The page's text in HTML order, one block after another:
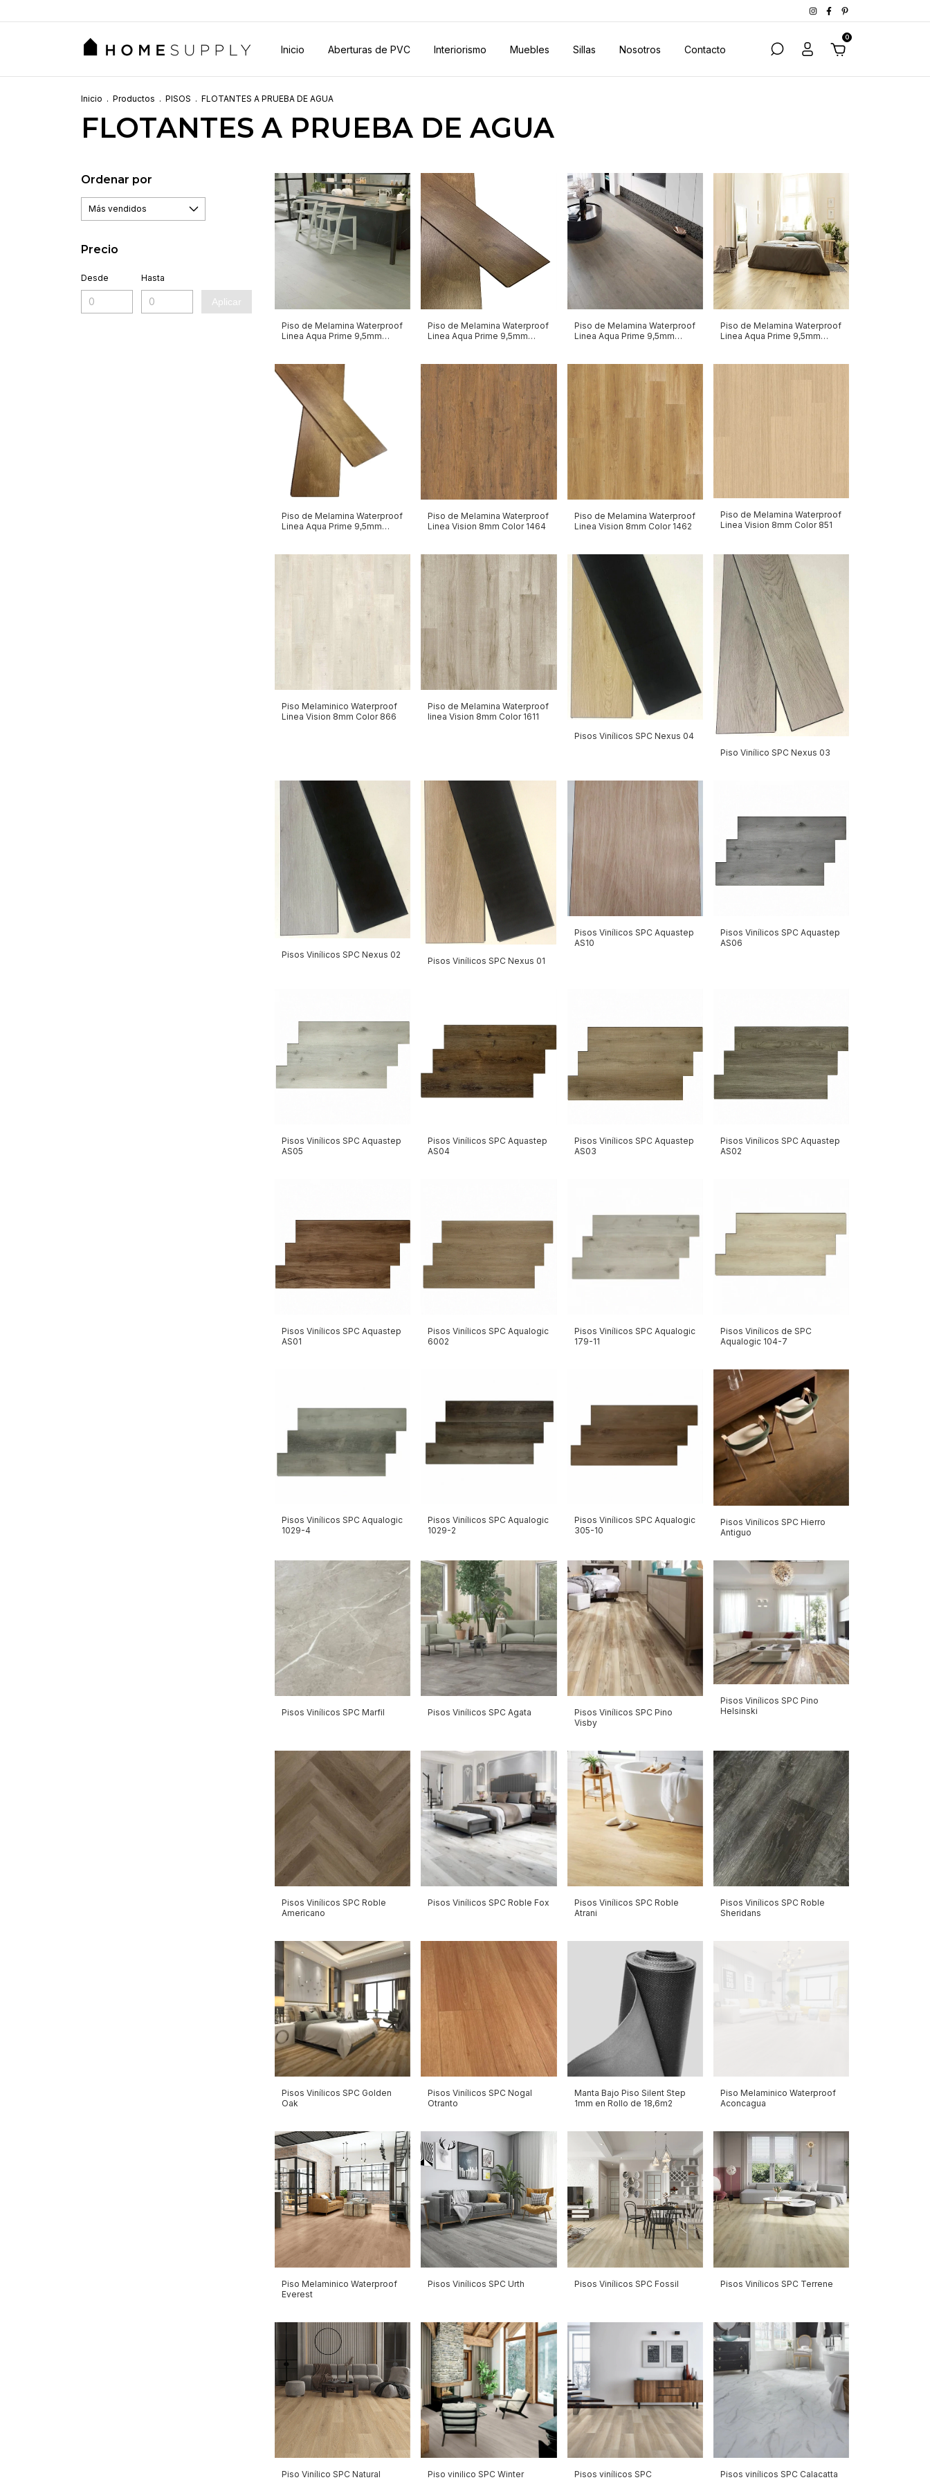
Inicio Aberturas de PVC Interiorismo Muebles Sillas Nosotros Contacto
0
Inicio . Productos . PISOS . FLOTANTES A PRUEBA DE AGUA
FLOTANTES A PRUEBA DE AGUA
Ordenar por
Precio
Desde Hasta
Aplicar
Piso de Melamina Waterproof
Linea Aqua Prime 9,5mm
Piso de Melamina Waterproof
Linea Aqua Prime 9,5mm
Piso de Melamina Waterproof
Linea Aqua Prime 9,5mm
Piso de Melamina Waterproof
Linea Aqua Prime 9,5mm
Piso de Melamina Waterproof
Linea Aqua Prime 9,5mm
Piso de Melamina Waterproof
Linea Vision 8mm Color 1464
Piso de Melamina Waterproof
Linea Vision 8mm Color 1462
Piso de Melamina Waterproof
Linea Vision 8mm Color 851
Piso Melaminico Waterproof
Linea Vision 8mm Color 866
Piso de Melamina Waterproof
linea Vision 8mm Color 1611
Pisos Vinílicos SPC Nexus 04
Piso Vinílico SPC Nexus 03
Pisos Vinílicos SPC Nexus 02
Pisos Vinílicos SPC Nexus 01
Pisos Vinílicos SPC Aquastep
AS10
Pisos Vinílicos SPC Aquastep
AS06
Pisos Vinílicos SPC Aquastep
AS05
Pisos Vinílicos SPC Aquastep
AS04
Pisos Vinílicos SPC Aquastep
AS03
Pisos Vinílicos SPC Aquastep
AS02
Pisos Vinílicos SPC Aquastep
AS01
Pisos Vinílicos SPC Aqualogic
6002
Pisos Vinílicos SPC Aqualogic
179-11
Pisos Vinílicos de SPC
Aqualogic 104-7
Pisos Vinílicos SPC Aqualogic
1029-4
Pisos Vinílicos SPC Aqualogic
1029-2
Pisos Vinílicos SPC Aqualogic
305-10
Pisos Vinílicos SPC Hierro
Antiguo
Pisos Vinílicos SPC Marfil Pisos Vinílicos SPC Agata
Pisos Vinílicos SPC Pino
Visby
Pisos Vinílicos SPC Pino
Helsinski
Pisos Vinílicos SPC Roble
Americano
Pisos Vinílicos SPC Roble Fox
Pisos Vinílicos SPC Roble
Atrani
Pisos Vinílicos SPC Roble
Sheridans
Pisos Vinílicos SPC Golden
Oak
Pisos Vinílicos SPC Nogal
Otranto
Manta Bajo Piso Silent Step
1mm en Rollo de 18,6m2
Piso Melaminico Waterproof
Aconcagua
Piso Melaminico Waterproof
Everest
Pisos Vinílicos SPC Urth Pisos Vinílicos SPC Fossil Pisos Vinílicos SPC Terrene
Piso Vinílico SPC Natural Piso vinilico SPC Winter
Pisos vinílicos SPC
Pisos vinílicos SPC Calacatta